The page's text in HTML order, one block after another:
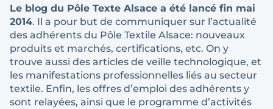
Le blog du Pôle Texte Alsace a été lancé fin mai
2014. Il a pour but de communiquer sur l’actualité
des adhérents du Pôle Textile Alsace: nouveaux
produits et marchés, certifications, etc. On y
trouve aussi des articles de veille technologique, et
les manifestations professionnelles liés au secteur
textile. Enfin, les offres d’emploi des adhérents y
sont relayées, ainsi que le programme d’activités